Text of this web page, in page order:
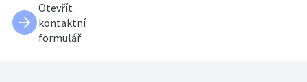
Otevřít
kontaktní
formulář